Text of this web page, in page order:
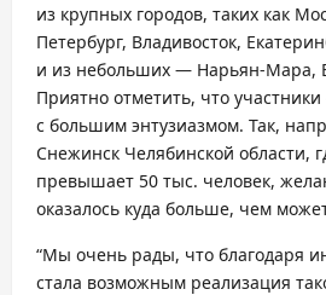
из крупных городов, таких как
Петербург, Владивосток,
и из небольших — Нарьян-Мара,
Приятно отметить, что участники
с большим энтузиазмом. Так,
Снежинск Челябинской области,
превышает 50 тыс. человек,
оказалось куда больше, чем
“Мы очень рады, что благодаря
стала возможным реализация